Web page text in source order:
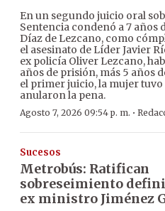
En un segundo juicio oral
Sentencia condenó a 7 años
Díaz de Lezcano, como
el asesinato de Líder Javier
ex policía Oliver Lezcano,
años de prisión, más 5 años
el primer juicio, la mujer
anularon la pena.
Agosto 7, 2026 09:54 p. m. ·
Sucesos
Metrobús: Ratifican
sobreseimiento
ex ministro Jiménez